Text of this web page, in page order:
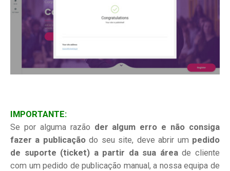
IMPORTANTE:
Se por alguma razão der algum erro e não consiga
fazer a publicaçãodo seu site, deve abrir um pedido
de suporte (ticket) a partir da sua áreade cliente
com um pedido de publicação manual, a nossa equipa de